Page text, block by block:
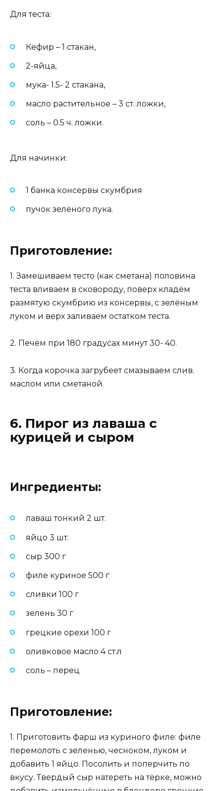
Для теста:
Кефир – 1 стакан,
2-яйца,
мука- 1.5- 2 стакана,
масло растительное – 3 ст. ложки,
соль – 0.5 ч. ложки.
Для начинки:
1 банка консервы скумбрия
пучок зелёного лука.
Приготовление:
1. Замешиваем тесто (как сметана) половина
теста вливаем в сковороду, поверх кладём
размятую скумбрию из консервы, с зелёным
луком и верх заливаем остатком теста.
2. Печём при 180 градусах минут 30- 40.
3. Когда корочка загрубеет смазываем слив.
маслом или сметаной.
6. Пирог из лаваша с
курицей и сыром
Ингредиенты:
лаваш тонкий 2 шт.
яйцо 3 шт.
сыр 300 г
филе куриное 500 г
сливки 100 г
зелень 30 г
грецкие орехи 100 г
оливковое масло 4 ст.л
соль – перец
Приготовление:
1. Приготовить фарш из куриного филе: филе
перемолоть с зеленью, чесноком, луком и
добавить 1 яйцо. Посолить и поперчить по
вкусу. Твердый сыр натереть на тёрке, можно